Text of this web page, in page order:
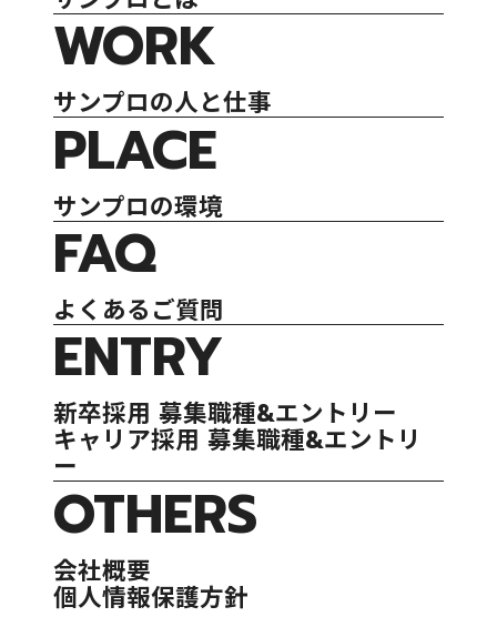
WORK
サンプロの人と仕事
PLACE
サンプロの環境
FAQ
よくあるご質問
ENTRY
新卒採用 募集職種&エントリー
キャリア採用 募集職種&エントリ
ー
OTHERS
会社概要
個人情報保護方針